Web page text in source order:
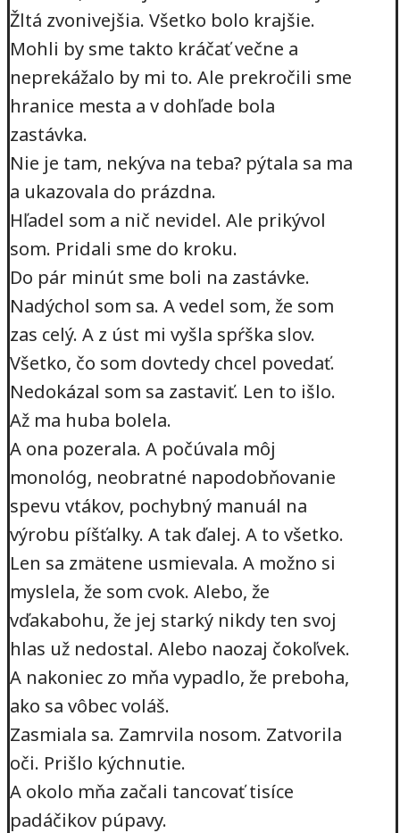
Žltá zvonivejšia. Všetko bolo krajšie.
Mohli by sme takto kráčať večne a
neprekážalo by mi to. Ale prekročili sme
hranice mesta a v dohľade bola
zastávka.
Nie je tam, nekýva na teba? pýtala sa ma
a ukazovala do prázdna.
Hľadel som a nič nevidel. Ale prikývol
som. Pridali sme do kroku.
Do pár minút sme boli na zastávke.
Nadýchol som sa. A vedel som, že som
zas celý. A z úst mi vyšla spŕška slov.
Všetko, čo som dovtedy chcel povedať.
Nedokázal som sa zastaviť. Len to išlo.
Až ma huba bolela.
A ona pozerala. A počúvala môj
monológ, neobratné napodobňovanie
spevu vtákov, pochybný manuál na
výrobu píšťalky. A tak ďalej. A to všetko.
Len sa zmätene usmievala. A možno si
myslela, že som cvok. Alebo, že
vďakabohu, že jej starký nikdy ten svoj
hlas už nedostal. Alebo naozaj čokoľvek.
A nakoniec zo mňa vypadlo, že preboha,
ako sa vôbec voláš.
Zasmiala sa. Zamrvila nosom. Zatvorila
oči. Prišlo kýchnutie.
A okolo mňa začali tancovať tisíce
padáčikov púpavy.